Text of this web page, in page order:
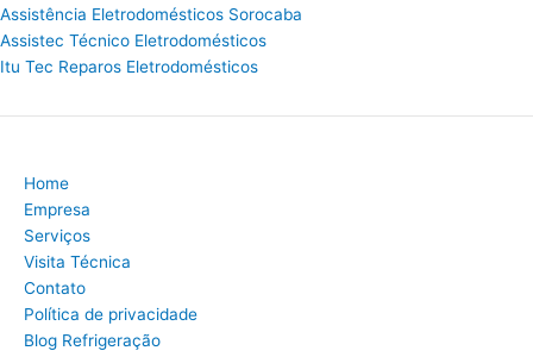
Assistência Eletrodomésticos Sorocaba
Assistec Técnico Eletrodomésticos
Itu Tec Reparos Eletrodomésticos
Home
Empresa
Serviços
Visita Técnica
Contato
Política de privacidade
Blog Refrigeração